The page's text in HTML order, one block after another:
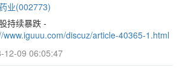
业(002773)
持续暴跌 -
www.iguuu.com/discuz/article-40365-1.html
12-09 06:05:47